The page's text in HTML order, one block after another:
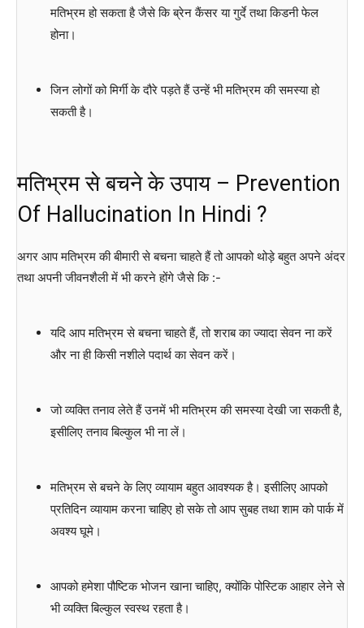
मतिभ्रम हो सकता है जैसे कि ब्रेन कैंसर या गुर्दे तथा किडनी फेल
होना।
जिन लोगों को मिर्गी के दौरे पड़ते हैं उन्हें भी मतिभ्रम की समस्या हो
सकती है।
मतिभ्रम से बचने के उपाय – Prevention
Of Hallucination In Hindi ?
अगर आप मतिभ्रम की बीमारी से बचना चाहते हैं तो आपको थोड़े बहुत अपने अंदर
तथा अपनी जीवनशैली में भी करने होंगे जैसे कि :-
यदि आप मतिभ्रम से बचना चाहते हैं, तो शराब का ज्यादा सेवन ना करें
और ना ही किसी नशीले पदार्थ का सेवन करें।
जो व्यक्ति तनाव लेते हैं उनमें भी मतिभ्रम की समस्या देखी जा सकती है,
इसीलिए तनाव बिल्कुल भी ना लें।
मतिभ्रम से बचने के लिए व्यायाम बहुत आवश्यक है। इसीलिए आपको
प्रतिदिन व्यायाम करना चाहिए हो सके तो आप सुबह तथा शाम को पार्क में
अवश्य घूमे।
आपको हमेशा पौष्टिक भोजन खाना चाहिए, क्योंकि पोस्टिक आहार लेने से
भी व्यक्ति बिल्कुल स्वस्थ रहता है।